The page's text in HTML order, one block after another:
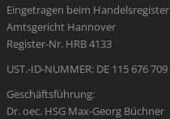
new
window
new
window
new
window
in
new
new
Eingetragen beim Handelsregister
Amtsgericht Hannover
Register-Nr. HRB 4133
UST.-ID-NUMMER: DE 115 676 709
Geschäftsführung:
Dr. oec. HSG Max-Georg Büchner